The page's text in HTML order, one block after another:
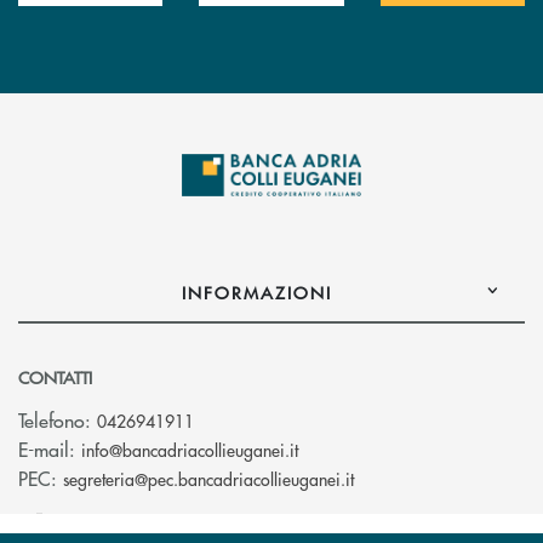
INFORMAZIONI
CONTATTI
Telefono: 0426941911
E-mail: info@bancadriacollieuganei.it(si apre l’app di posta
PEC: segreteria@pec.bancadriacollieuganei.it(si apre l’app di